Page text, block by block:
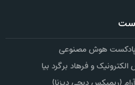
پادکست هوش مصنوعی
و فرهاد برگرد بیا